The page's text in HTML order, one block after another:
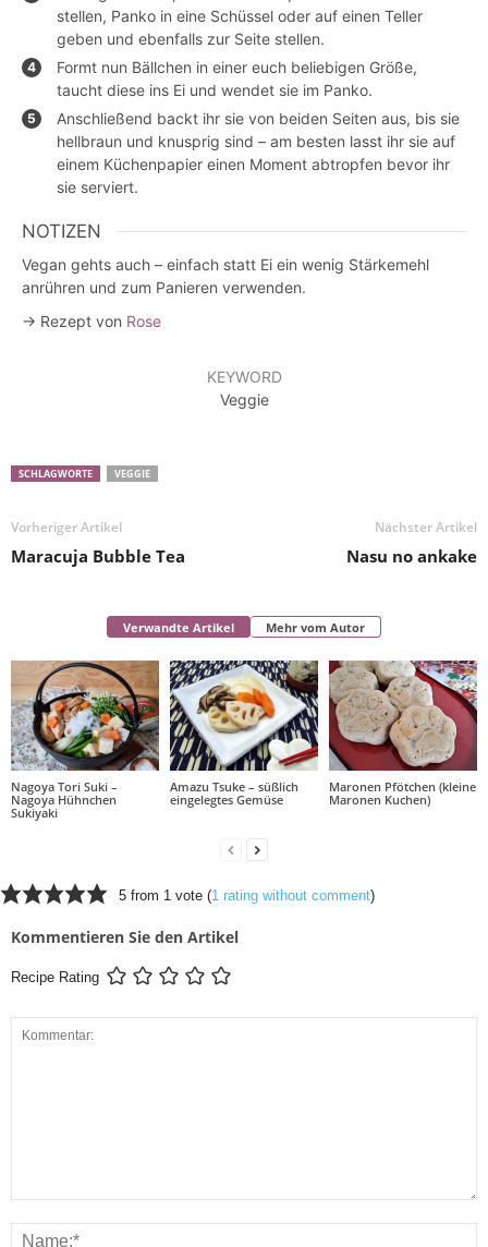
stellen, Panko in eine Schüssel oder auf einen Teller
geben und ebenfalls zur Seite stellen.
Formt nun Bällchen in einer euch beliebigen Größe,
taucht diese ins Ei und wendet sie im Panko.
Anschließend backt ihr sie von beiden Seiten aus, bis sie
hellbraun und knusprig sind – am besten lasst ihr sie auf
einem Küchenpapier einen Moment abtropfen bevor ihr
sie serviert.
NOTIZEN
Vegan gehts auch – einfach statt Ei ein wenig Stärkemehl
anrühren und zum Panieren verwenden.
→ Rezept von Rose
KEYWORD
Veggie
SCHLAGWORTE VEGGIE
Vorheriger Artikel
Maracuja Bubble Tea
Nächster Artikel
Nasu no ankake
Verwandte Artikel Mehr vom Autor
Nagoya Tori Suki –
Nagoya Hühnchen
Sukiyaki
Amazu Tsuke – süßlich
eingelegtes Gemüse
Maronen Pfötchen (kleine
Maronen Kuchen)
5 from 1 vote (1 rating without comment)
Kommentieren Sie den Artikel
Recipe Rating